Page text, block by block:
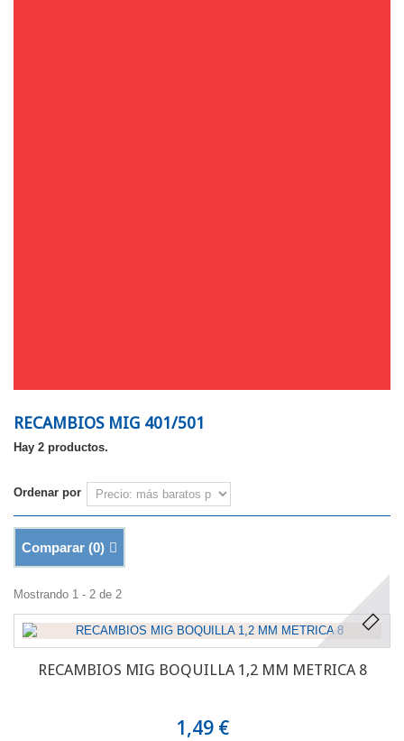
RECAMBIOS MIG 401/501
Hay 2 productos.
Ordenar por
Comparar (0)
Mostrando 1 - 2 de 2
RECAMBIOS MIG BOQUILLA 1,2 MM METRICA 8
1,49 €